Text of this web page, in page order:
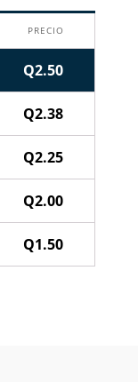
PRECIO
Q2.50
Q2.38
Q2.25
Q2.00
Q1.50